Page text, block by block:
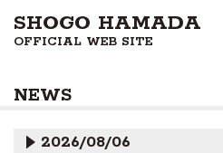
SHOGO HAMADA
OFFICIAL WEB SITE
NEWS
2026/08/06